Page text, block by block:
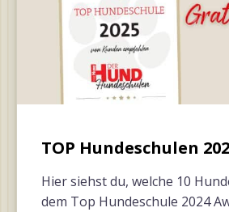
TOP Hundeschulen
Hier siehst du, welche 10
dem Top Hundeschule 2024